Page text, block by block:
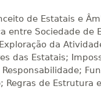
Visualizar
ELETRÔNICO
Visualizar
de Estatais e
entre Sociedade de
da
das Estatais;
Regras de Estrutura